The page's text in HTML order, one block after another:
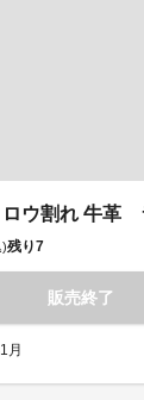
ウ割れ 牛革
残り7
販売終了
月